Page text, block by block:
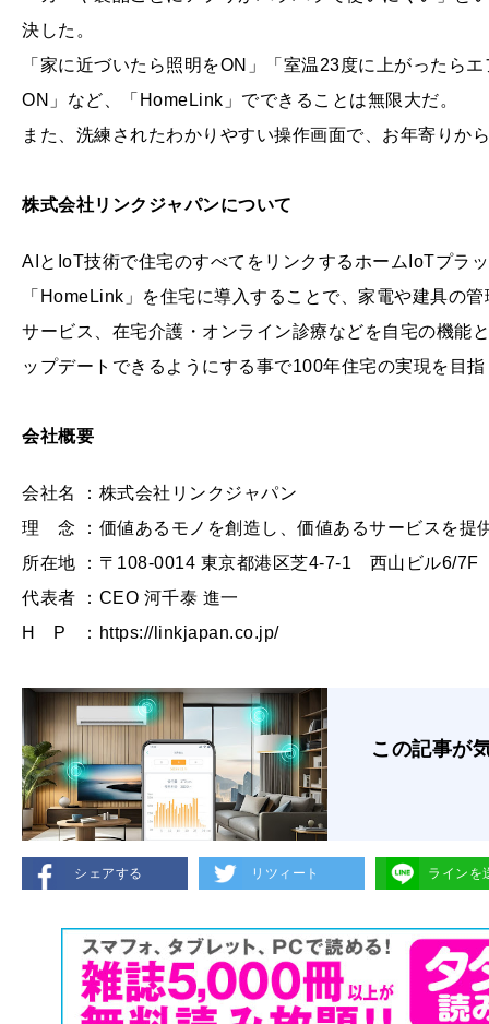
決した。
「家に近づいたら照明をON」「室温23度に上がったら
ON」など、「HomeLink」でできることは無限大だ。
また、洗練されたわかりやすい操作画面で、お年寄りか
株式会社リンクジャパンについて
AIとIoT技術で住宅のすべてをリンクするホームIoTプラ
「HomeLink」を住宅に導入することで、家電や建具の
サービス、在宅介護・オンライン診療などを自宅の機能
ップデートできるようにする事で100年住宅の実現を目
会社概要
会社名 ：株式会社リンクジャパン
理 念 ：価値あるモノを創造し、価値あるサービスを提
所在地 ：〒108-0014 東京都港区芝4-7-1 西山ビル6/7F
代表者 ：CEO 河千泰 進一
H P ： https://linkjapan.co.jp/
この記事が
シェアする リツィート ラインを